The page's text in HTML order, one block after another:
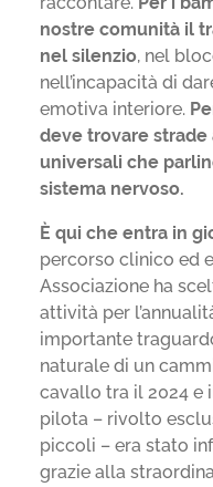
nostre comunità il
nel silenzio, nel
nell’incapacità di
emotiva interiore.
deve trovare
universali che
sistema nervoso.
È qui che entra in
percorso clinico ed
Associazione ha
attività per
importante
naturale di un
cavallo tra il 2024 e
pilota – rivolto
piccoli – era stato
grazie alla